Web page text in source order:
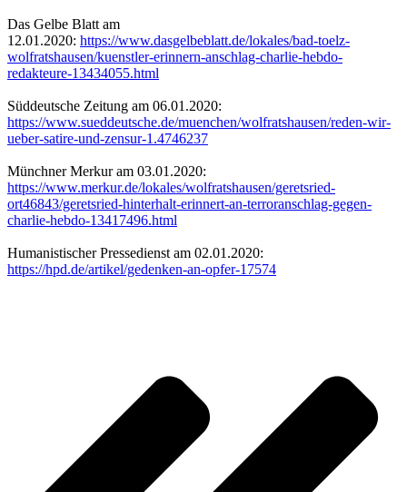
Das Gelbe Blatt am
12.01.2020: https://www.dasgelbeblatt.de/lokales/bad-toelz-
wolfratshausen/kuenstler-erinnern-anschlag-charlie-hebdo-
redakteure-13434055.html
Süddeutsche Zeitung am 06.01.2020:
https://www.sueddeutsche.de/muenchen/wolfratshausen/reden-wir-
ueber-satire-und-zensur-1.4746237
Münchner Merkur am 03.01.2020:
https://www.merkur.de/lokales/wolfratshausen/geretsried-
ort46843/geretsried-hinterhalt-erinnert-an-terroranschlag-gegen-
charlie-hebdo-13417496.html
Humanistischer Pressedienst am 02.01.2020:
https://hpd.de/artikel/gedenken-an-opfer-17574